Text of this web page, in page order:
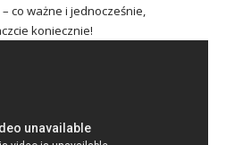
co ważne i jednocześnie,
koniecznie!